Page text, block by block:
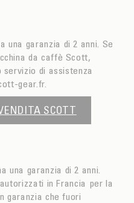
una garanzia di 2 anni. Se
da caffè Scott,
di assistenza
gear.fr.
SCOTT
una garanzia di 2 anni.
in Francia per la
garanzia che fuori